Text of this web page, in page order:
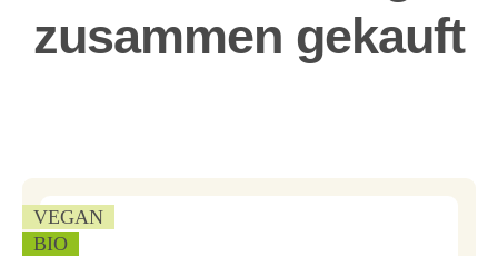
zusammen gekauft
VEGAN
BIO